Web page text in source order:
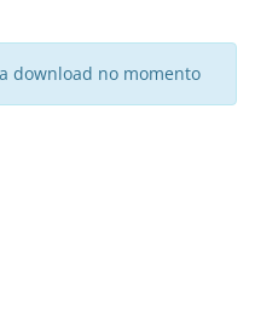
download no momento